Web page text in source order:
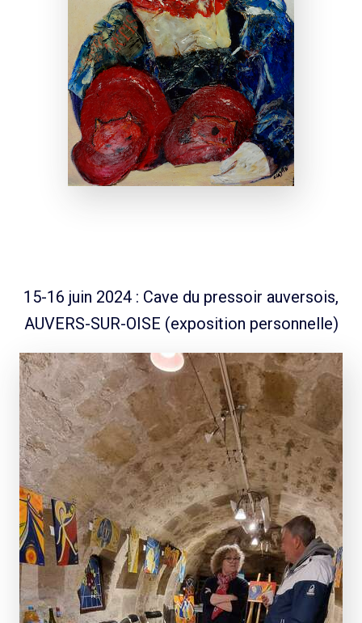
15-16 juin 2024 : Cave du pressoir auversois,
AUVERS-SUR-OISE (exposition personnelle)